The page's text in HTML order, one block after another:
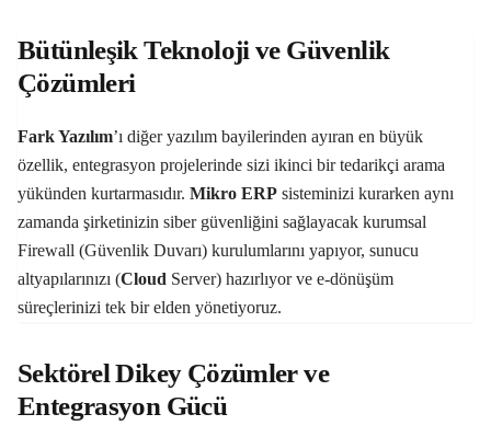
Bütünleşik Teknoloji ve Güvenlik
Çözümleri
Fark Yazılım’ı diğer yazılım bayilerinden ayıran en büyük
özellik, entegrasyon projelerinde sizi ikinci bir tedarikçi arama
yükünden kurtarmasıdır. Mikro ERP sisteminizi kurarken aynı
zamanda şirketinizin siber güvenliğini sağlayacak kurumsal
Firewall (Güvenlik Duvarı) kurulumlarını yapıyor, sunucu
altyapılarınızı (Cloud Server) hazırlıyor ve e-dönüşüm
süreçlerinizi tek bir elden yönetiyoruz.
Sektörel Dikey Çözümler ve
Entegrasyon Gücü